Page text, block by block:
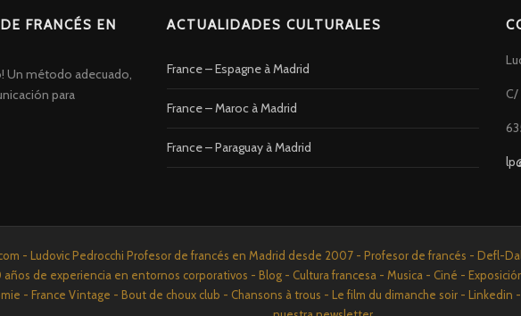
FRANCÉS EN
Un método adecuado,
para
ACTUALIDADES CULTURALES
France – Espagne à Madrid
France – Maroc à Madrid
France – Paraguay à Madrid
- Ludovic Pedrocchi Profesor de francés en Madrid desde 2007 - Profesor de francés - Defl-
años de experiencia en entornos corporativos - Blog - Cultura francesa - Musica - Ciné -
- France Vintage - Bout de choux club - Chansons à trous - Le film du dimanche soir -